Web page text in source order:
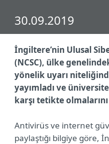
30.09.2019
İngiltere’nin Ulusal
(NCSC), ülke
yönelik uyarı
yayımladı ve
karşı tetikte
Antivirüs ve internet
paylaştığı bilgiye göre,